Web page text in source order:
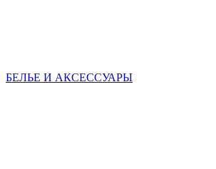
БЕЛЬЕ И АКСЕССУАРЫ